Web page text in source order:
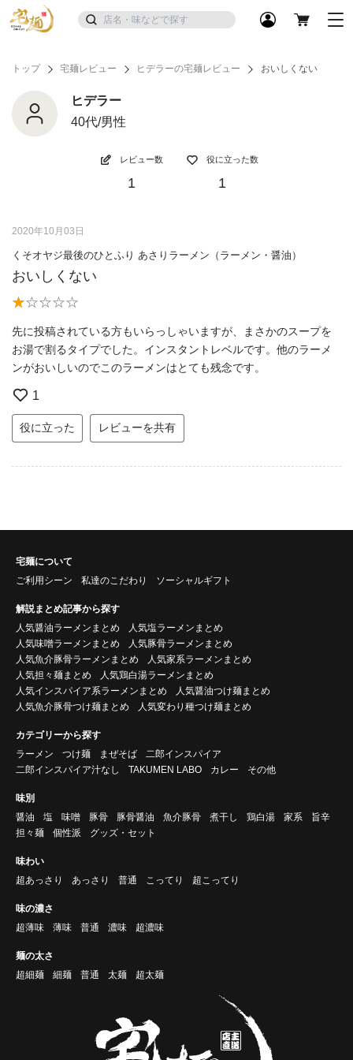
トップ 宅麺レビュー ヒデラーの宅麺レビュー おいしくない
ヒデラー
40代/男性
レビュー数
1
役に立った数
1
2020年10月03日
くそオヤジ最後のひとふり あさりラーメン（ラーメン・醤油）
おいしくない
先に投稿されている方もいらっしゃいますが、まさかのスープを
お湯で割るタイプでした。インスタントレベルです。他のラーメ
ンがおいしいのでこのラーメンはとても残念です。
1
役に立った レビューを共有
宅麺について
ご利用シーン
私達のこだわり ソーシャルギフト
解説まとめ記事から探す
人気醤油ラーメンまとめ
人気塩ラーメンまとめ
人気味噌ラーメンまとめ
人気豚骨ラーメンまとめ
人気魚介豚骨ラーメンまとめ
人気家系ラーメンまとめ
人気担々麺まとめ
人気鶏白湯ラーメンまとめ
人気インスパイア系ラーメンまとめ
人気醤油つけ麺まとめ
人気魚介豚骨つけ麺まとめ
人気変わり種つけ麺まとめ
カテゴリーから探す
ラーメン
つけ麺 まぜそば
二郎インスパイア
二郎インスパイア汁なし
TAKUMEN LABO カレー その他
味別
醤油
塩 味噌 豚骨 豚骨醤油 魚介豚骨 煮干し 鶏白湯 家系
旨辛
担々麺
個性派 グッズ・セット
味わい
超あっさり
あっさり 普通 こってり 超こってり
味の濃さ
超薄味
薄味 普通 濃味 超濃味
麺の太さ
超細麺
細麺 普通 太麺 超太麺